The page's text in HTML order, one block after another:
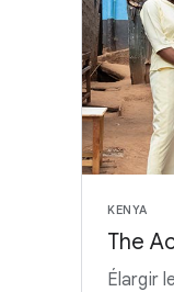
KENYA
The
Élargir